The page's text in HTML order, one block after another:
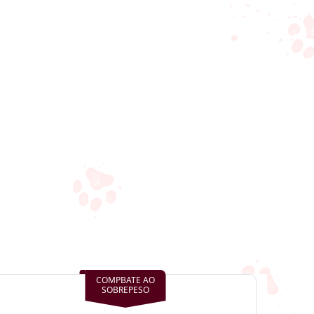
COMPBATE AO
SOBREPESO